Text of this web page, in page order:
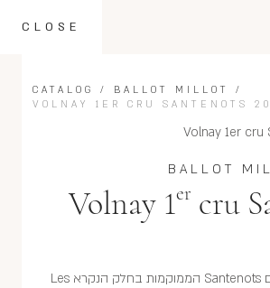
CLOSE
CATALOG / BALLOT MILLOT
/
VOLNAY 1ER CRU SANTENOTS
BALLOT
Volnay 1er cru
מגפנים צעירות בכרם Santenots הממוקמות בחלק הנקרא Les